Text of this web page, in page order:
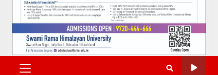
PRIMARY